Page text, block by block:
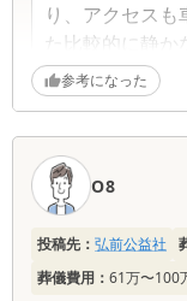
り、アクセスも
た比較的に静
ることもなかっ
参考になった
O8
投稿先： 弘前公益社
葬儀費用： 61万〜100